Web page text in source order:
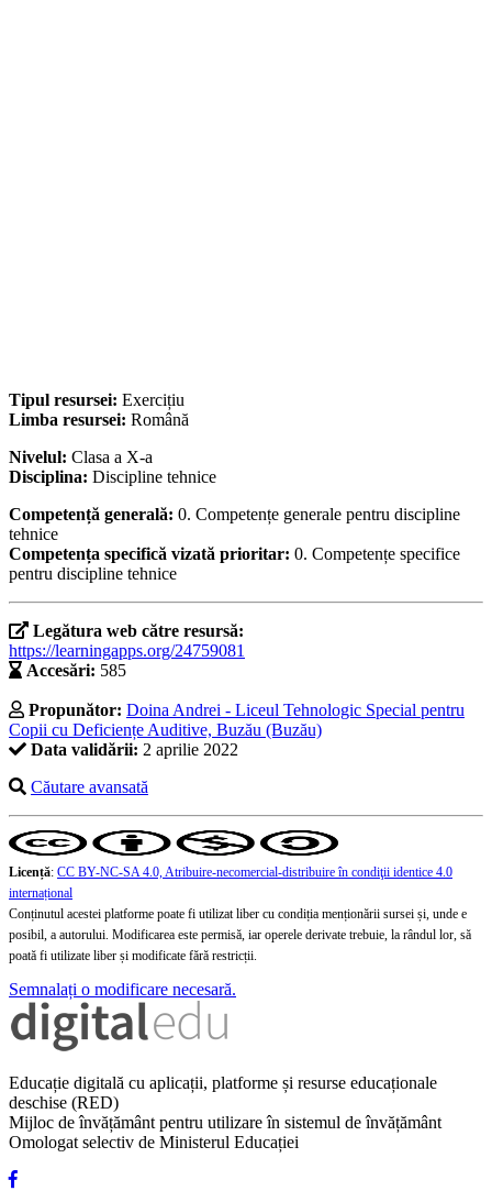
Tipul resursei: Exercițiu
Limba resursei: Română
Nivelul: Clasa a X-a
Disciplina: Discipline tehnice
Competență generală: 0. Competențe generale pentru discipline
tehnice
Competența specifică vizată prioritar: 0. Competențe specifice
pentru discipline tehnice
Legătura web către resursă:
https://learningapps.org/24759081
Accesări: 585
Propunător: Doina Andrei - Liceul Tehnologic Special pentru
Copii cu Deficiențe Auditive, Buzău (Buzău)
Data validării: 2 aprilie 2022
Căutare avansată
Licență: CC BY-NC-SA 4.0, Atribuire-necomercial-distribuire în condiţii identice 4.0
internațional
Conținutul acestei platforme poate fi utilizat liber cu condiția menționării sursei și, unde e
posibil, a autorului. Modificarea este permisă, iar operele derivate trebuie, la rândul lor, să
poată fi utilizate liber și modificate fără restricții.
Semnalați o modificare necesară.
Educație digitală cu aplicații, platforme și resurse educaționale
deschise (RED)
Mijloc de învățământ pentru utilizare în sistemul de învățământ
Omologat selectiv de Ministerul Educației